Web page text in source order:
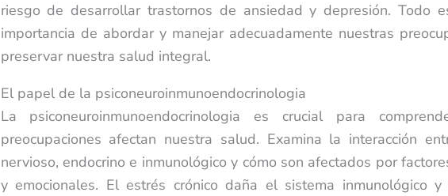
riesgo de desarrollar trastornos de ansiedad y depresión. Todo
importancia de abordar y manejar adecuadamente nuestras
preservar nuestra salud integral.
El papel de la psiconeuroinmunoendocrinologia
La psiconeuroinmunoendocrinologia es crucial para
preocupaciones afectan nuestra salud. Examina la interacción
nervioso, endocrino e inmunológico y cómo son afectados por
y emocionales. El estrés crónico daña el sistema inmunológico y